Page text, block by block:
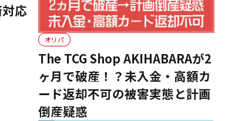
応
オリパ
The TCG Shop AKIHABARAが2
ヶ月で破産！？未入金・高額カ
ード返却不可の被害実態と計画
倒産疑惑